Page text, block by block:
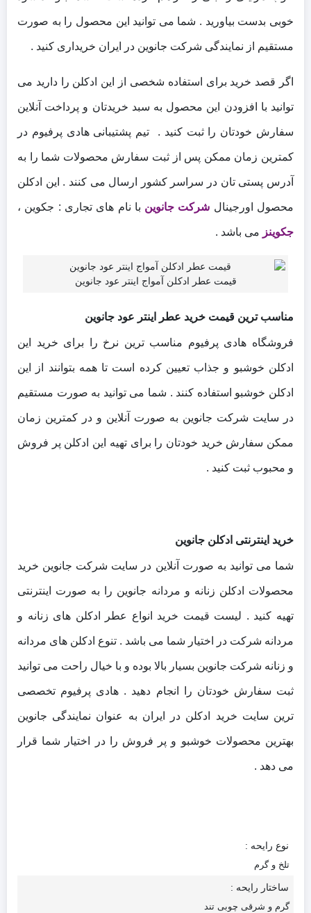
خوبی بدست بیاورید . شما می توانید این محصول را به صورت
مستقیم از نمایندگی شرکت جانوین در ایران خریداری کنید .
اگر قصد خرید برای استفاده شخصی از این ادکلن را دارید می
توانید با افزودن این محصول به سبد خریدتان و پرداخت آنلاین
سفارش خودتان را ثبت کنید . تیم پشتیبانی هادی پرفیوم در
کمترین زمان ممکن پس از ثبت سفارش محصولات شما را به
آدرس پستی تان در سراسر کشور ارسال می کنند . این ادکلن
محصول اورجینال شرکت جانوین با نام های تجاری : جکوین ،
جکوینز می باشد .
قیمت عطر ادکلن آمواج اینتر عود جانوین
مناسب ترین قیمت خرید عطر اینتر عود جانوین
فروشگاه هادی پرفیوم مناسب ترین نرخ را برای خرید این
ادکلن خوشبو و جذاب تعیین کرده است تا همه بتوانند از این
ادکلن خوشبو استفاده کنند . شما می توانید به صورت مستقیم
در سایت شرکت جانوین به صورت آنلاین و در کمترین زمان
ممکن سفارش خرید خودتان را برای تهیه این ادکلن پر فروش
و محبوب ثبت کنید .
خرید اینترنتی ادکلن جانوین
شما می توانید به صورت آنلاین در سایت شرکت جانوین خرید
محصولات ادکلن زنانه و مردانه جانوین را به صورت اینترنتی
تهیه کنید . لیست قیمت خرید انواع عطر ادکلن های زنانه و
مردانه شرکت در اختیار شما می باشد . تنوع ادکلن های مردانه
و زنانه شرکت جانوین بسیار بالا بوده و با خیال راحت می توانید
ثبت سفارش خودتان را انجام دهید . هادی پرفیوم تخصصی
ترین سایت خرید ادکلن در ایران به عنوان نمایندگی جانوین
بهترین محصولات خوشبو و پر فروش را در اختیار شما قرار
می دهد .
نوع رایحه :
تلخ و گرم
ساختار رایحه :
گرم و شرقی چوبی تند